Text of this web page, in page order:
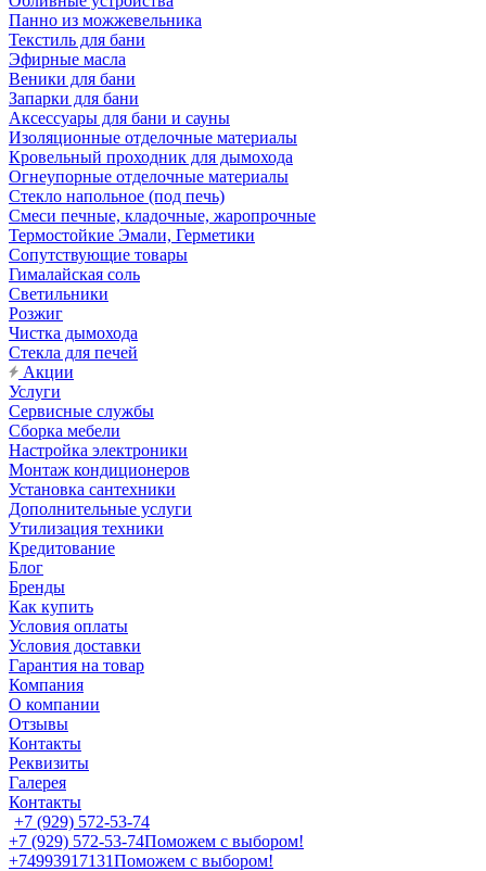
Панно из можжевельника
Текстиль для бани
Эфирные масла
Веники для бани
Запарки для бани
Аксессуары для бани и сауны
Изоляционные отделочные материалы
Кровельный проходник для дымохода
Огнеупорные отделочные материалы
Стекло напольное (под печь)
Смеси печные, кладочные, жаропрочные
Термостойкие Эмали, Герметики
Сопутствующие товары
Гималайская соль
Светильники
Розжиг
Чистка дымохода
Стекла для печей
Акции
Услуги
Сервисные службы
Сборка мебели
Настройка электроники
Монтаж кондиционеров
Установка сантехники
Дополнительные услуги
Утилизация техники
Кредитование
Блог
Бренды
Как купить
Условия оплаты
Условия доставки
Гарантия на товар
Компания
О компании
Отзывы
Контакты
Реквизиты
Галерея
Контакты
+7 (929) 572-53-74
+7 (929) 572-53-74Поможем с выбором!
+74993917131Поможем с выбором!